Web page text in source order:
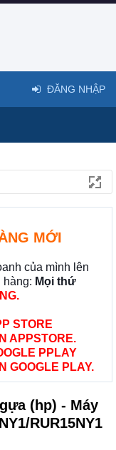
MỚI
của mình lên
hàng: Mọi thứ
STORE
APPSTORE.
PPLAY
GOOGLE PLAY.
(hp) - Máy
RUR15NY1
ĐĂNG NHẬP